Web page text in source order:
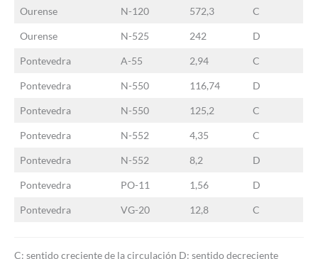
Ourense N-120 572,3 C
Ourense N-525 242 D
Pontevedra A-55 2,94 C
Pontevedra N-550 116,74 D
Pontevedra N-550 125,2 C
Pontevedra N-552 4,35 C
Pontevedra N-552 8,2 D
Pontevedra PO-11 1,56 D
Pontevedra VG-20 12,8 C
C: sentido creciente de la circulación D: sentido decreciente